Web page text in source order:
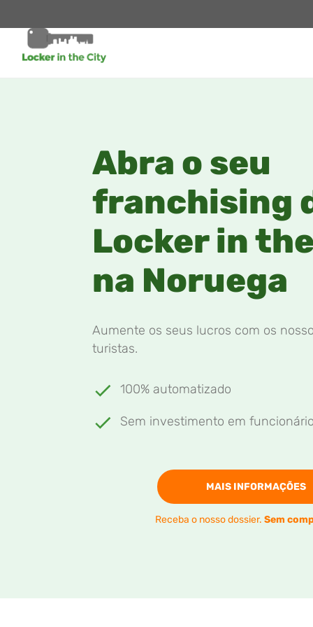
Abra o seu
franchising
Locker in
na Noruega
Aumente os seus lucros com os
turistas.
100% automatizado
Sem investimento em
MAIS INFORMAÇÕES
Receba o nosso dossier. Sem